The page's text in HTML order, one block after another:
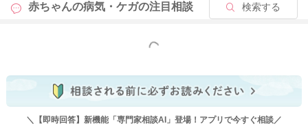
赤ちゃんの病気・ケガの注目相談 検索する
もっと見る
＼【即時回答】新機能「専門家相談AI」登場！アプリで今すぐ相談／